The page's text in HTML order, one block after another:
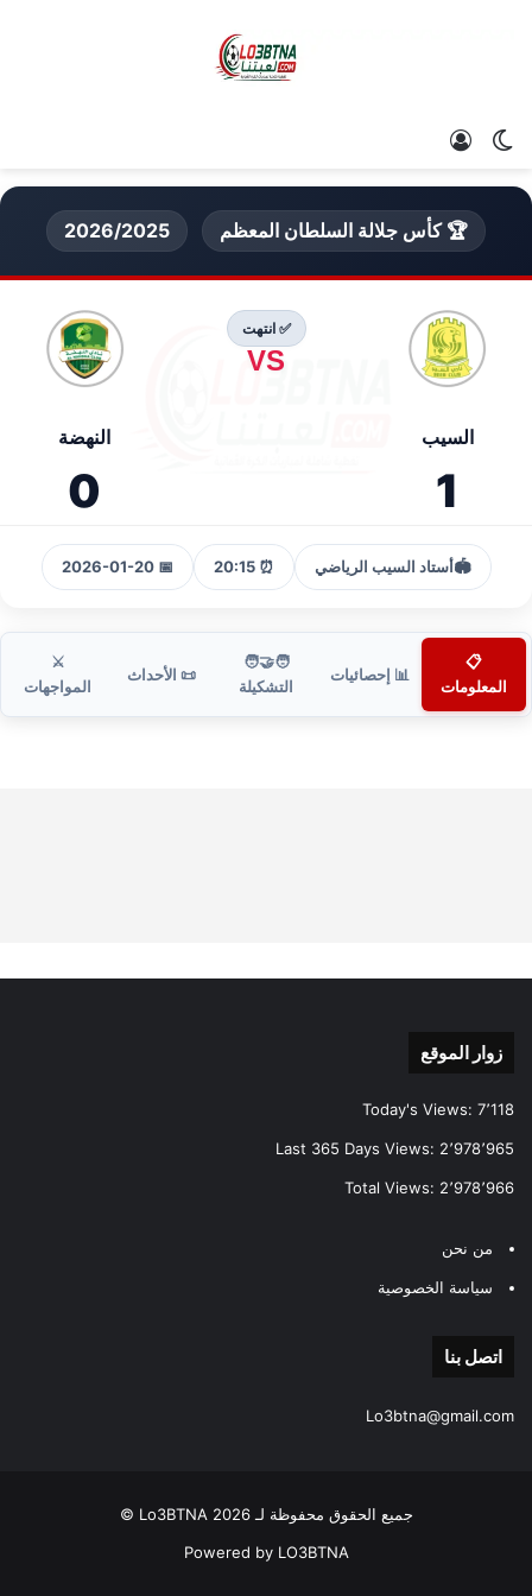
الوضع المظلم
🏆 كأس جلالة السلطان المعظم 2026/2025
السيب
1
✅ انتهت
VS
النهضة
0
🏟️أستاد السيب الرياضي ⏰ 20:15
📅 2026-01-20
📋
المعلومات
📊 إحصائيات
🧑‍🤝‍🧑
التشكيلة
📜 الأحداث
⚔️
المواجهات
زوار الموقع
Today's Views: 7٬118
Last 365 Days Views: 2٬978٬965
Total Views: 2٬978٬966
من نحن
سياسة الخصوصية
اتصل بنا
Lo3btna@gmail.com
جميع الحقوق محفوظة لـ Lo3BTNA 2026 ©
Powered by LO3BTNA